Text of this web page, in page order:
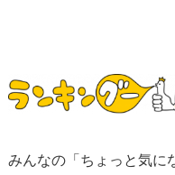
みんなの「ちょっと気に